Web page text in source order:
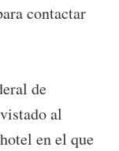
contactar
de
al
en el que